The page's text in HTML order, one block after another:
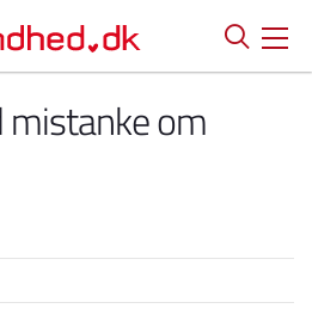
mistanke om